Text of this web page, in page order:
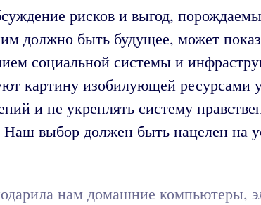
рисков и выгод,
должно быть будущее, может
социальной системы и
картину изобилующей ресурсами
и не укреплять систему
выбор должен быть нацелен на
нам домашние компьютеры,